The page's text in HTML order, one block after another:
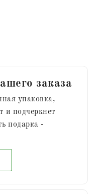
заказа
упаковка,
и подчеркнет
подарка -